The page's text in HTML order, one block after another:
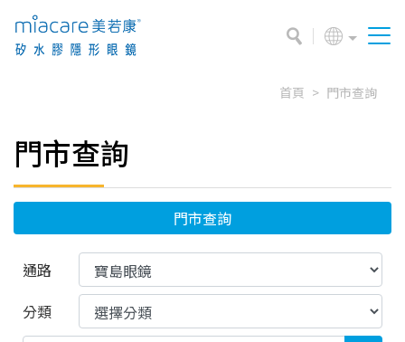
首頁 門市查詢
門市查詢
門市查詢
通路
分類